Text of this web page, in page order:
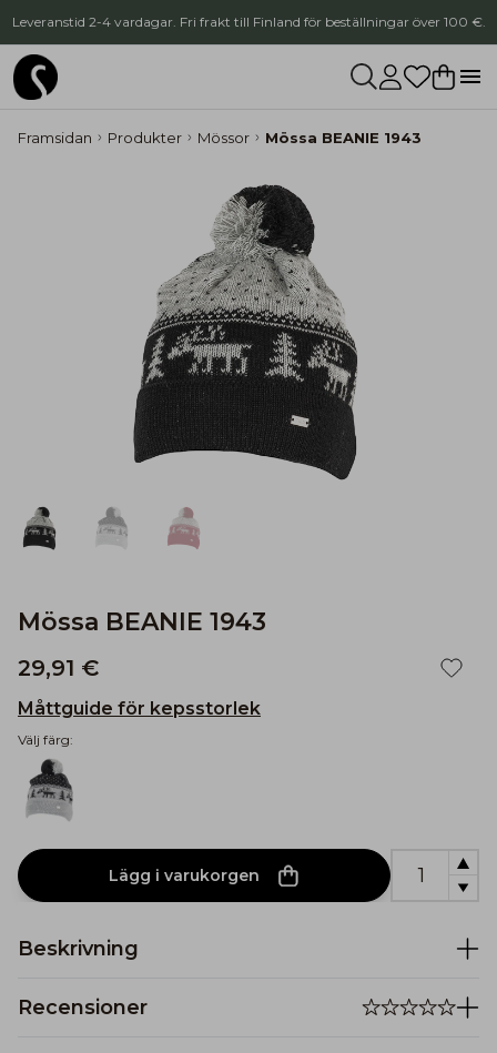
Leveranstid 2-4 vardagar. Fri frakt till Finland för beställningar över 100 €.
Framsidan Produkter Mössor Mössa BEANIE 1943
Mössa BEANIE 1943
29,91 €
Måttguide för kepsstorlek
Välj färg:
Lägg i varukorgen
Beskrivning
Recensioner